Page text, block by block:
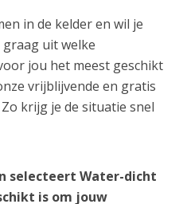
in de kelder en wil je
uit welke
jou het meest geschikt
vrijblijvende en gratis
krijg je de situatie snel
selecteert Water-dicht
is om jouw